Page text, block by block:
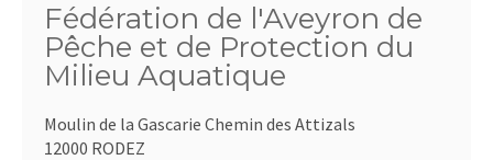
Fédération de l'Aveyron de
Pêche et de Protection du
Milieu Aquatique
Moulin de la Gascarie Chemin des Attizals
12000 RODEZ